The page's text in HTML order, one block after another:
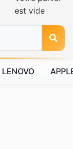
est vide
LENOVOà la vente.